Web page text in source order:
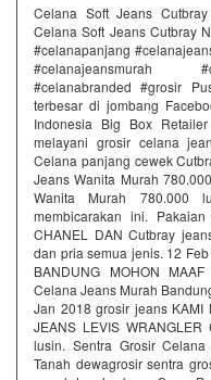
Celana Soft Jeans
Celana Soft Jeans Cutbray
#celanapanjang
#celanajeansmurah
#celanabranded #grosir
terbesar di jombang
Indonesia Big Box
melayani grosir celana
Celana panjang cewek
Jeans Wanita Murah
Wanita Murah 780.000
membicarakan ini.
CHANEL DAN Cutbray
dan pria semua jenis. 12
BANDUNG MOHON
Celana Jeans Murah
Jan 2018 grosir jeans KAMI
JEANS LEVIS
lusin. Sentra Grosir
Tanah dewagrosir sentra